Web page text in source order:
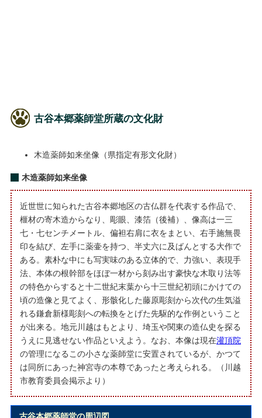
古谷本郷薬師堂所蔵の文化財
木造薬師如来坐像（県指定有形文化財）
木造薬師如来坐像
近世世に知られた古谷本郷地区の古仏群を代表する作品で、
榧材の寄木造からなり、彫眼、漆箔（後補）、像高は一三
七・七センチメートル、偏袒右肩に衣をまとい、右手施無畏
印を結び、左手に薬壷を持つ、半丈六に及ばんとする大作で
ある。素朴な中にも写実味のある立体的で、力強い、表現手
法、本体の根幹部をほぼ一材から刻み出す豪快な木取り法等
の特色からすると十二世紀末葉から十三世紀初頭にかけての
頃の造像と見てよく、形骸化した藤原彫刻から次代の生気溢
れる鎌倉新様彫刻への転換をとげた先駆的な作例ということ
が出来る。地元川越はもとより、埼玉や関東の造仏史を探る
うえに見逃せない作品といえよう。なお、本像は現在灌頂院
の管理になるこの小さな薬師堂に安置されているが、かつて
は同所にあった神宮寺の本尊であったと考えられる。（川越
市教育委員会掲示より）